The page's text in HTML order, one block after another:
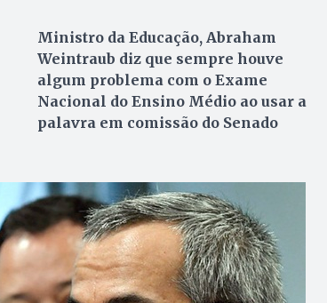
Ministro da Educação, Abraham
Weintraub diz que sempre houve
algum problema com o Exame
Nacional do Ensino Médio ao usar a
palavra em comissão do Senado